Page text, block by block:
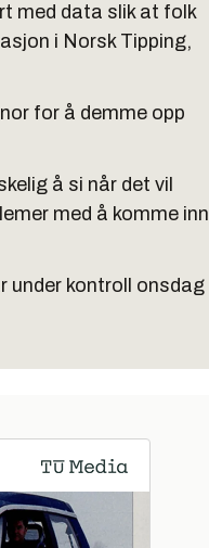
med data slik at folk
i Norsk Tipping,
for å demme opp
å si når det vil
med å komme inn
under kontroll onsdag